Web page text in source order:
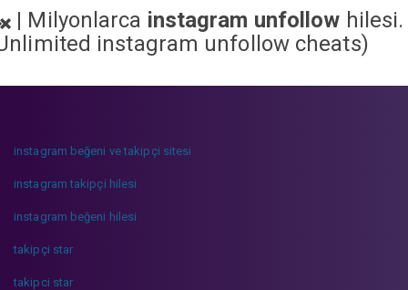
| Milyonlarca instagram unfollow hilesi.
instagram unfollow cheats)
instagram beğeni ve takipçi sitesi
instagram takipçi hilesi
instagram beğeni hilesi
takipçi star
takipci star